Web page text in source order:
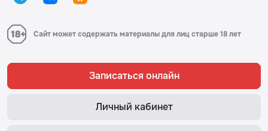
Сайт может содержать материалы для лиц старше 18 лет
Записаться онлайн
Личный кабинет